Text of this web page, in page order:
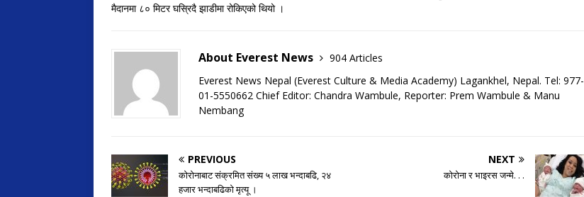
मैदानमा ८० मिटर घस्रिदै झाडीमा रोकिएको थियो ।
About Everest News
904 Articles
Everest News Nepal (Everest Culture & Media Academy) Lagankhel, Nepal. Tel: 977-
01-5550662 Chief Editor: Chandra Wambule, Reporter: Prem Wambule & Manu
Nembang
PREVIOUS
कोरोनाबाट संक्रमित संख्य ५ लाख भन्दाबढि, २४
हजार भन्दाबढिको मृत्यू ।
NEXT
कोरोना र भाइरस जन्मे. . .